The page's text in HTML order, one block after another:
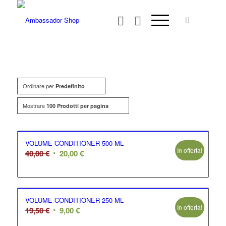
Ordinare per Predefinito
Mostrare 100 Prodotti per pagina
VOLUME CONDITIONER 500 ML
40,00€ Il
originale
era:
40,00 €.
20,00€Il
attuale
è:
20,00 €.
In offerta!
VOLUME CONDITIONER 250 ML
19,50€ Il 9,00€Il
In offerta!